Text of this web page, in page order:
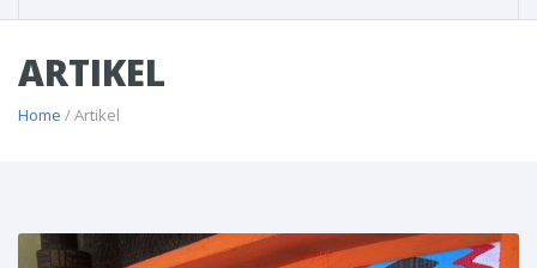
ARTIKEL
Home / Artikel